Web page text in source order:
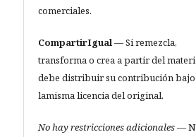
comerciales.
CompartirIgual— Si remezcla,
transforma o crea a partir del
debe distribuir su contribución
lamisma licencia del original.
No hay restricciones adicionales—